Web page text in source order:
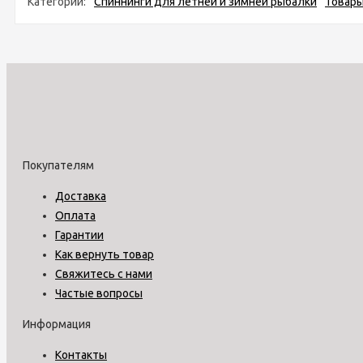
Покупателям
Доставка
Оплата
Гарантии
Как вернуть товар
Свяжитесь с нами
Частые вопросы
Информация
Контакты